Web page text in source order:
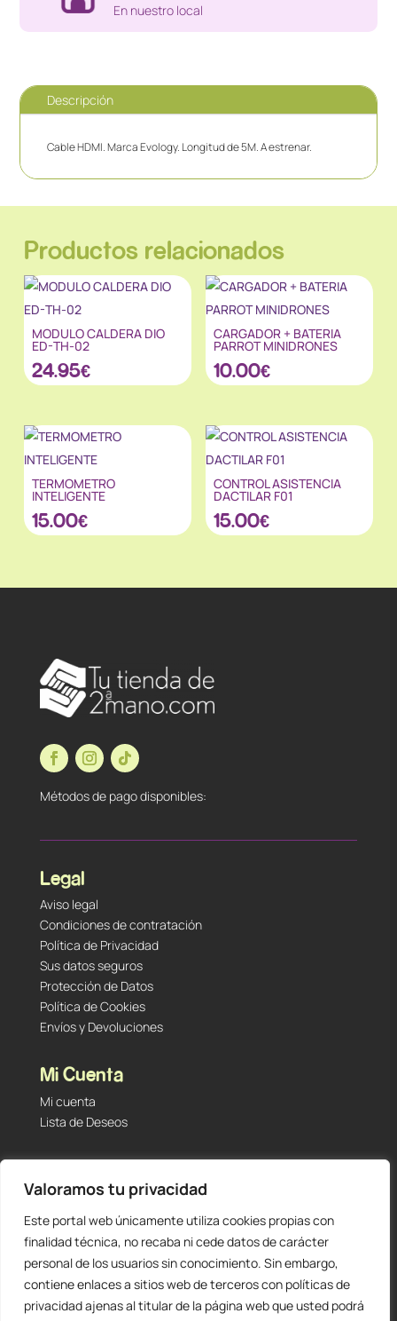
Valoramos tu privacidad
Este portal web únicamente utiliza cookies propias con
finalidad técnica, no recaba ni cede datos de carácter
personal de los usuarios sin conocimiento. Sin embargo,
contiene enlaces a sitios web de terceros con políticas de
privacidad ajenas al titular de la página web que usted podrá
En nuestro local
Descripción
Cable HDMI. Marca Evology. Longitud de 5M. A estrenar.
Productos relacionados
MODULO CALDERA DIO
ED-TH-02
24.95€
CARGADOR + BATERIA
PARROT MINIDRONES
10.00€
TERMOMETRO
INTELIGENTE
15.00€
CONTROL ASISTENCIA
DACTILAR F01
15.00€
Métodos de pago disponibles:
Legal
Aviso legal
Condiciones de contratación
Política de Privacidad
Sus datos seguros
Protección de Datos
Política de Cookies
Envíos y Devoluciones
Mi Cuenta
Mi cuenta
Lista de Deseos
Tu Tienda de Segunda Mano, Sambara #101 (Madrid,
28027 – España)
912 60 05 55 |+34 601 23 09 14
info@staging.tutiendadesegundamano.com